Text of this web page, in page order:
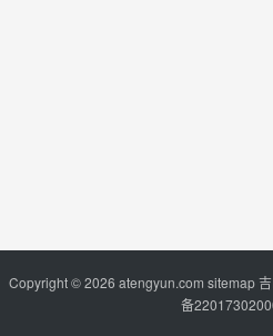
Copyright © 2026 atengyun.com sitemap
备